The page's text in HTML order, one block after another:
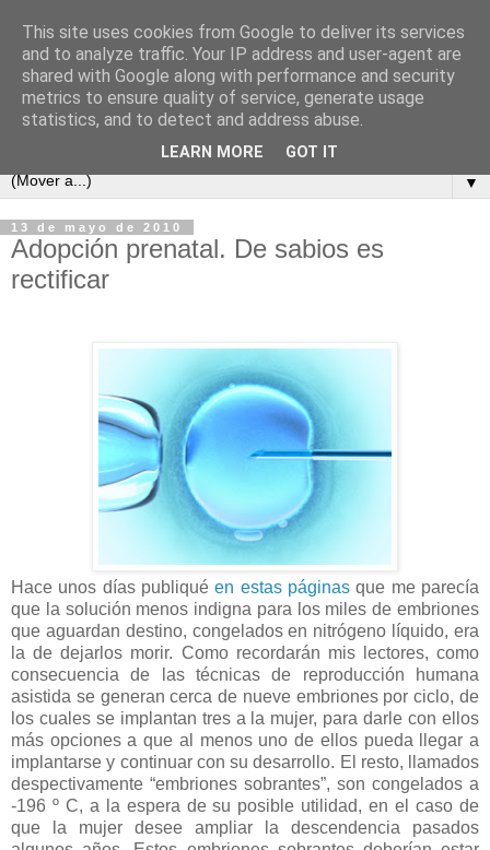
▼
13 de mayo de 2010
Adopción prenatal. De sabios es
rectificar
Hace unos días publiquéen estas páginas que me parecía
que la solución menos indigna para los miles de embriones
que aguardan destino, congelados en nitrógeno líquido, era
la de dejarlos morir. Como recordarán mis lectores, como
consecuencia de las técnicas de reproducción humana
asistida se generan cerca de nueve embriones por ciclo, de
los cuales se implantan tres a la mujer, para darle con ellos
más opciones a que al menos uno de ellos pueda llegar a
implantarse y continuar con su desarrollo. El resto, llamados
despectivamente “embriones sobrantes”, son congelados a
-196 º C, a la espera de su posible utilidad, en el caso de
que la mujer desee ampliar la descendencia pasados
This site uses cookies from Google to deliver its services
and to analyze traffic. Your IP address and user-agent are
shared with Google along with performance and security
metrics to ensure quality of service, generate usage
statistics, and to detect and address abuse.
LEARN MORE GOT IT